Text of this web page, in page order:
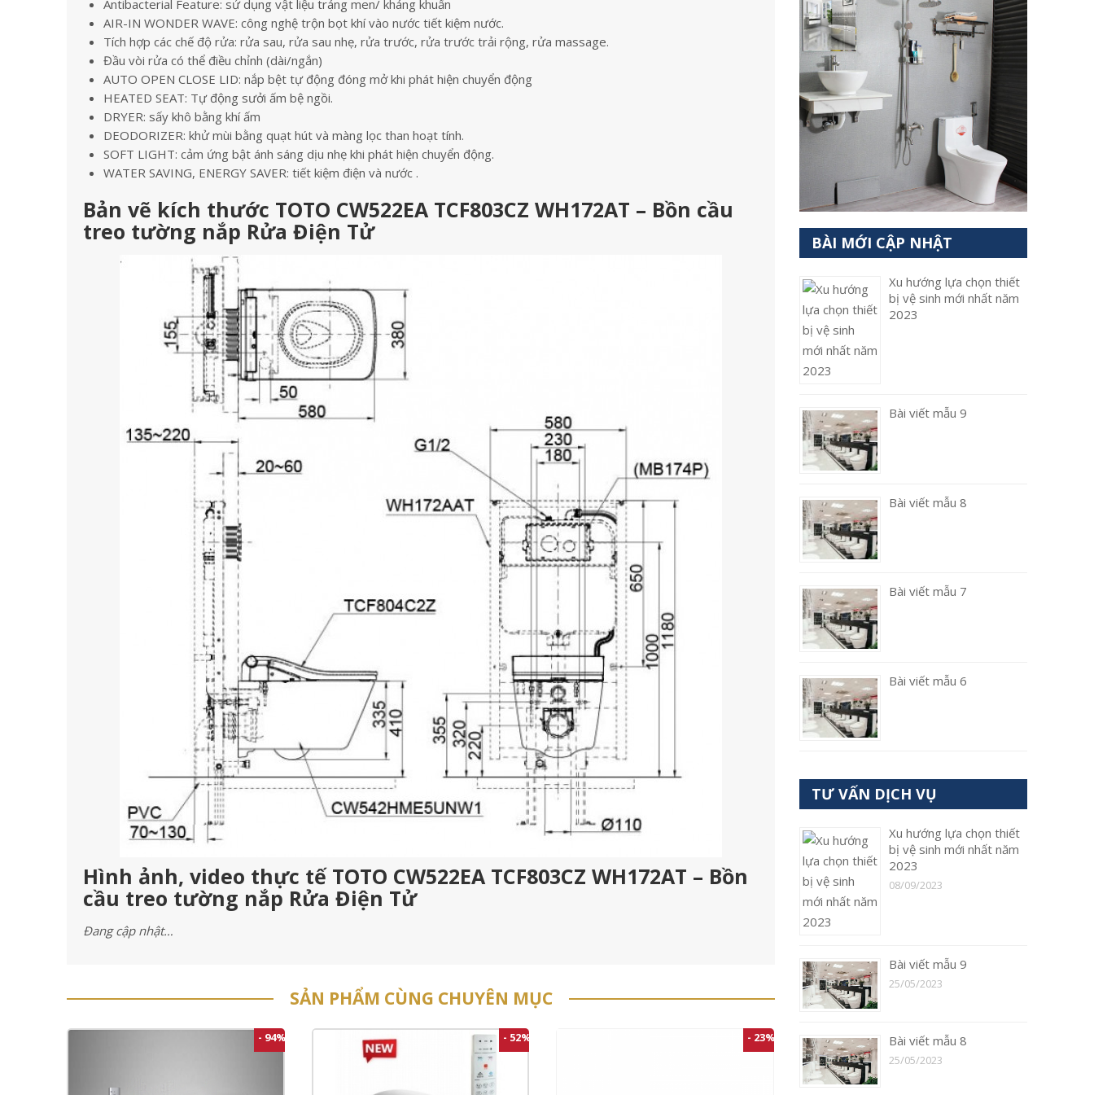
Antibacterial Feature: sử dụng vật liệu tráng men/ kháng khuẩn
AIR-IN WONDER WAVE: công nghệ trộn bọt khí vào nước tiết kiệm nước.
Tích hợp các chế độ rửa: rửa sau, rửa sau nhẹ, rửa trước, rửa trước trải rộng, rửa massage.
Đầu vòi rửa có thể điều chỉnh (dài/ngắn)
AUTO OPEN CLOSE LID: nắp bệt tự động đóng mở khi phát hiện chuyển động
HEATED SEAT: Tự động sưởi ấm bệ ngồi.
DRYER: sấy khô bằng khí ấm
DEODORIZER: khử mùi bằng quạt hút và màng lọc than hoạt tính.
SOFT LIGHT: cảm ứng bật ánh sáng dịu nhẹ khi phát hiện chuyển động.
WATER SAVING, ENERGY SAVER: tiết kiệm điện và nước .
Bản vẽ kích thước TOTO CW522EA TCF803CZ WH172AT – Bồn cầu
treo tường nắp Rửa Điện Tử
Hình ảnh, video thực tế TOTO CW522EA TCF803CZ WH172AT – Bồn
cầu treo tường nắp Rửa Điện Tử
Đang cập nhật…
SẢN PHẨM CÙNG CHUYÊN MỤC
- 94% - 52% - 23%
BÀI MỚI CẬP NHẬT
Xu hướng lựa chọn thiết
bị vệ sinh mới nhất năm
2023
Bài viết mẫu 9
Bài viết mẫu 8
Bài viết mẫu 7
Bài viết mẫu 6
TƯ VẤN DỊCH VỤ
Xu hướng lựa chọn thiết
bị vệ sinh mới nhất năm
2023
08/09/2023
Bài viết mẫu 9
25/05/2023
Bài viết mẫu 8
25/05/2023